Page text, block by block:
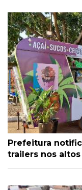
Prefeitura
trailers nos